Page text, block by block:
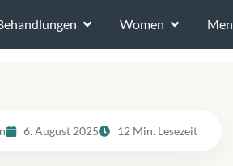
Women Men
6. August 2025 12 Min. Lesezeit